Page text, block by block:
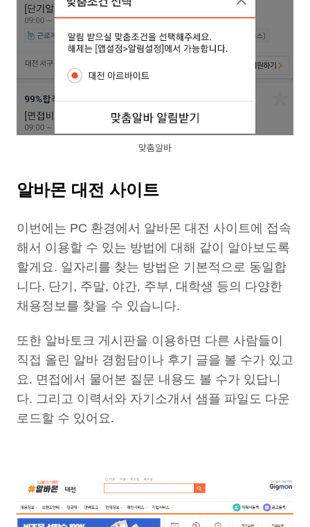
맞춤알바
알바몬 대전 사이트
이번에는 PC 환경에서 알바몬 대전 사이트에 접속
해서 이용할 수 있는 방법에 대해 같이 알아보도록
할게요. 일자리를 찾는 방법은 기본적으로 동일합
니다. 단기, 주말, 야간, 주부, 대학생 등의 다양한
채용정보를 찾을 수 있습니다.
또한 알바토크 게시판을 이용하면 다른 사람들이
직접 올린 알바 경험담이나 후기 글을 볼 수가 있고
요. 면접에서 물어본 질문 내용도 볼 수가 있답니
다. 그리고 이력서와 자기소개서 샘플 파일도 다운
로드할 수 있어요.